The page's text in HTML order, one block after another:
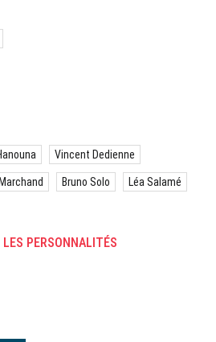
Vincent Dedienne
Bruno Solo Léa Salamé
PERSONNALITÉS